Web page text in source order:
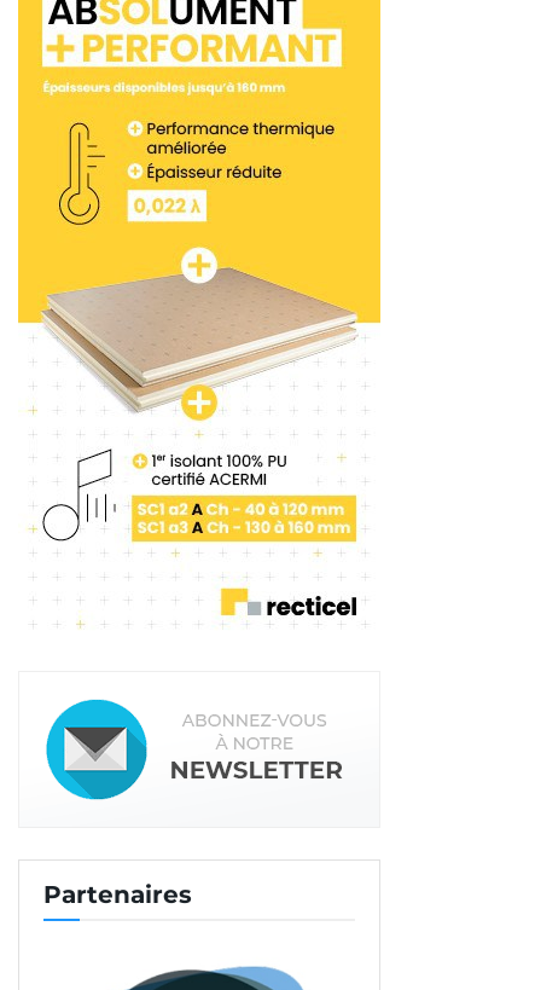
hauteur de 500 €, dans la limite d’un plafond fixé à
5 000 € (pour les salariés dont la durée de travail
est inférieure à la moitié de la durée légale
annuelle, les droits sont calculés
proportionnellement à cette durée).
Lorsqu’un salarié change d’entreprise, il conserve
l’ensemble des droits acquis, contrairement au
Les heures acquises au titre du DIF ont-
elles été supprimées ?
Non, le salarié qui disposait au 31 décembre 2014
d’un crédit d’heures au titre du DIF n’a pas perdu
ses droits. Ils viennent abonder le crédit d’heures
du CPF. Ceci, à condition que le salarié ait inscrit le
montant de ses droits sur le site dédié à cet effet
(www.moncomptactivite.gouv.fr) avant le 31
décembre 2020. Passé ce délai, ils sont perdus.
titre du DIF depuis le démarrage de leur contrat
jusqu’au 31 décembre 2014.
Moyse
Partenaires